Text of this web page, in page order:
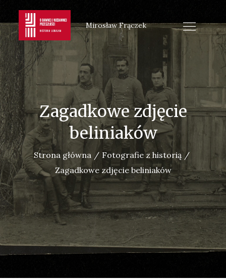
to
content
Mirosław Frączek
Zagadkowe zdjęcie
beliniaków
Strona główna
Fotografie z historią
Zagadkowe zdjęcie beliniaków